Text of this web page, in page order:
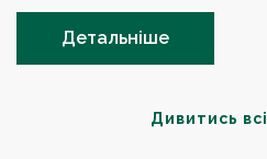
Дивитись
Детальніше